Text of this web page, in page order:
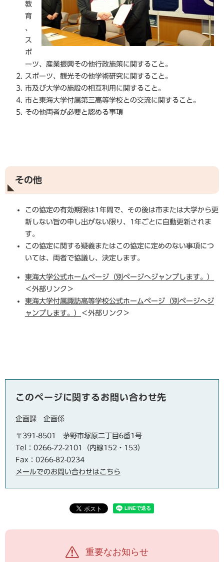
教
育
、
ス
ポ
ーツ、産業振興その他行政施策に関すること。
スポーツ、観光その他学術研究に関すること。
市及び大学の施設の相互利用に関すること。
市と東海大学付属第三高等学校との交流に関すること。
その他両者が必要と認める事項
その他
この協定の有効期限は1年間で、その後は市または大学から更
新しない旨の申し出がない限り、1年ごとに自動更新されま
す。
この協定に関する疑義またはこの協定に定めのない事項につ
いては、両者で協議し、決定します。
東海大学公式ホームページ（別ページへジャンプします。）
＜外部リンク＞
東海大学付属諏訪高等学校公式ホームページ（別ページへジ
ャンプします。）
＜外部リンク＞
このページに関するお問い合わせ先
企画課 企画係
〒391-8501
茅野市塚原二丁目6番1号
Tel：0266-72-2101（内線152・153）
Fax：0266-82-0234
メールでのお問い合わせはこちら
重要なお知らせ